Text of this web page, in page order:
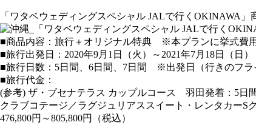
「ワタベウェディングスペシャル JALで行くOKINAWA」
■商品内容：旅行＋オリジナル特典 ※本プランに挙式費用
■旅行出発日：2020年9月1日（火）～2021年7月18日（日）
■旅行日数：5日間、6日間、7日間 ※出発日（行きのフラ
■旅行代金：
(参考) ザ・ブセナテラス カップルコース 羽田発着：5日
クラブコテージ／ラグジュリアススイート・レンタカーS
476,800円～805,800円（税込）